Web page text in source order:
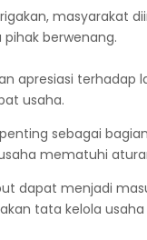
masyarakat
berwenang.
apresiasi terhadap
usaha.
sebagai
mematuhi
dapat menjadi
tata kelola